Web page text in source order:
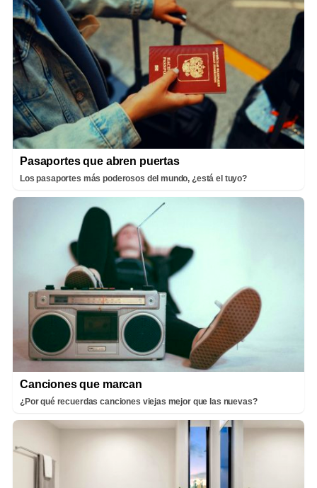
Pasaportes que abren puertas
Los pasaportes más poderosos del mundo, ¿está el tuyo?
Canciones que marcan
¿Por qué recuerdas canciones viejas mejor que las nuevas?